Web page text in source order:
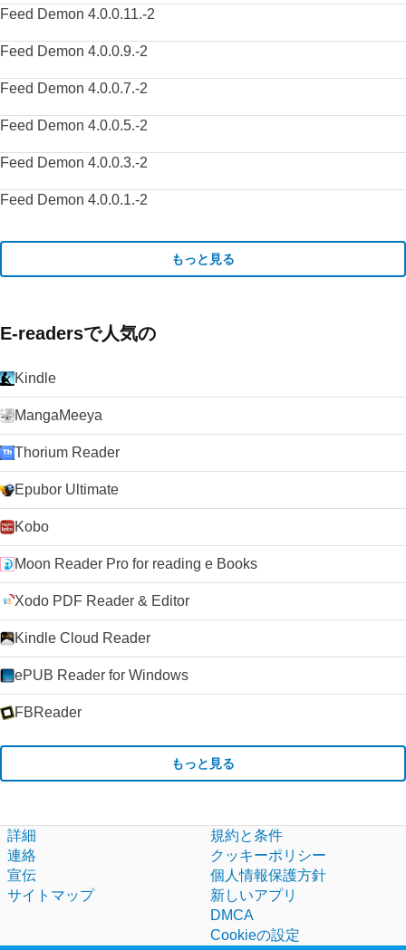
Feed Demon 4.0.0.11.-2
Feed Demon 4.0.0.9.-2
Feed Demon 4.0.0.7.-2
Feed Demon 4.0.0.5.-2
Feed Demon 4.0.0.3.-2
Feed Demon 4.0.0.1.-2
もっと見る
E-readersで人気の
Kindle
MangaMeeya
Thorium Reader
Epubor Ultimate
Kobo
Moon Reader Pro for reading e Books
Xodo PDF Reader & Editor
Kindle Cloud Reader
ePUB Reader for Windows
FBReader
もっと見る
詳細
連絡
宣伝
サイトマップ
規約と条件
クッキーポリシー
個人情報保護方針
新しいアプリ
DMCA
Cookieの設定